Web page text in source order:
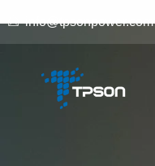
info@tpsonpower.com